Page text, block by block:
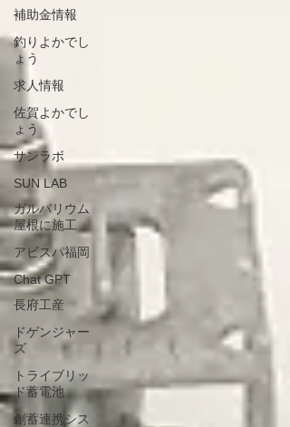
補助金情報
釣りよかでし
ょう
求人情報
佐賀よかでし
ょう
サンラボ
SUN LAB
ガルバリウム
屋根に施工
アビスパ福岡
Chat GPT
長府工産
ドゲンジャー
ズ
トライブリッ
ド蓄電池
創蓄連携シス